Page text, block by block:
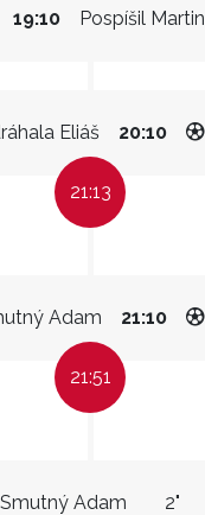
Pospíšil Martin
19:10
Eliáš 20:10
21:13
Adam 21:10
21:51
Smutný Adam 2"